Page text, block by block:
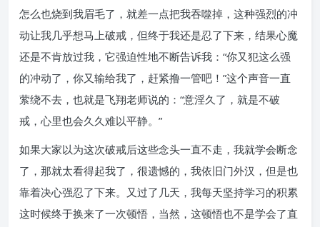
怎么也烧到我眉毛了，就差一点把我吞噬掉，这种强烈的冲
动让我几乎想马上破戒，但终于我还是忍了下来，结果心魔
还是不肯放过我，它强迫性地不断告诉我：“你又犯这么强
的冲动了，你又输给我了，赶紧撸一管吧！”这个声音一直
萦绕不去，也就是飞翔老师说的：“意淫久了，就是不破
戒，心里也会久久难以平静。”
如果大家以为这次破戒后这些念头一直不走，我就学会断念
了，那就太看得起我了，很遗憾的，我依旧门外汉，但是也
靠着决心强忍了下来。又过了几天，我每天坚持学习的积累
这时候终于换来了一次顿悟，当然，这顿悟也不是学会了直